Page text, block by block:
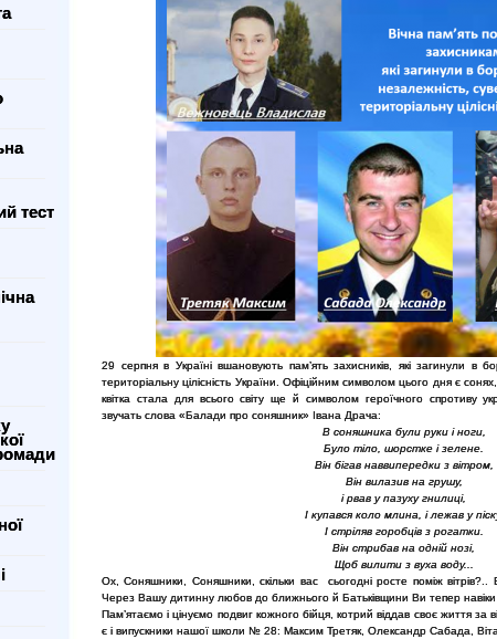
тест
29 серпня в Україні вшановують пам’ять захисників, які загинули в
територіальну цілісність України. Офіційним символом цього дня є
квітка стала для всього світу ще й символом героїчного спротиву
звучать слова «Балади про соняшник» Івана Драча:
В соняшника були руки і ноги,
Було тіло, шорстке і зелене.
Він бігав наввипередки з вітром,
Він вилазив на грушу,
і рвав у пазуху гнилиці,
І купався коло млина, і лежав у
І стріляв горобців з рогатки.
Він стрибав на одній нозі,
Щоб вилити з вуха воду...
Ох, Соняшники, Соняшники, скільки вас сьогодні росте поміж вітрів?..
Через Вашу дитинну любов до ближнього й Батьківщини Ви тепер навіки
Пам’ятаємо і цінуємо подвиг кожного бійця, котрий віддав своє життя
є і випускники нашої школи № 28: Максим Третяк, Олександр Сабада,